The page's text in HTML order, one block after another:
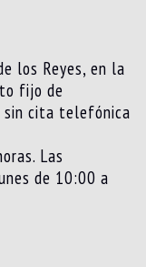
los Reyes, en la
fijo de
sin cita telefónica
Las
de 10:00 a